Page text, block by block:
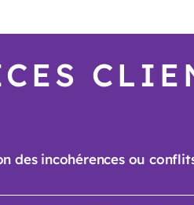
des incohérences ou